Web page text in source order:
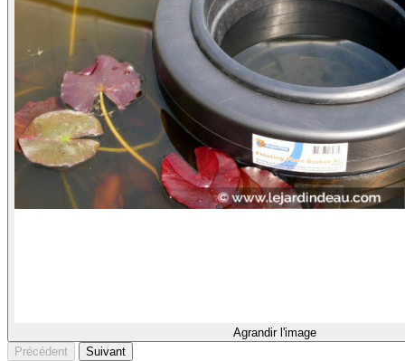
Agrandir l'image
Précédent
Suivant